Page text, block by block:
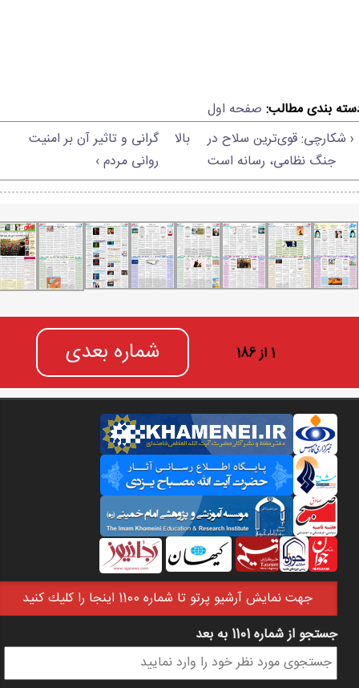
بندی مطالب: صفحه اول
‹ شکارچی: قوی‌ترین سلاح در
جنگ نظامی، رسانه است
بالا
گرانی و تاثیر آن بر امنیت
روانی مردم ›
1 از 186 شماره بعدی
جهت نمايش آرشيو پرتو تا شماره 1100 اينجا را كليك كنيد
فرم جستجو
جستجو از شماره 1101 به بعد